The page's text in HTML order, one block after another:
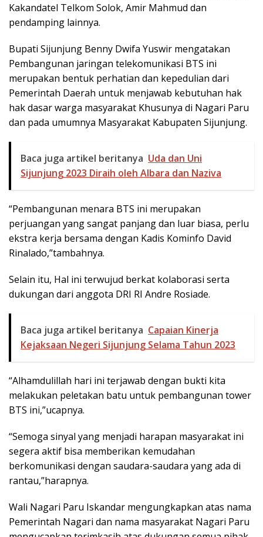
Kakandatel Telkom Solok, Amir Mahmud dan
pendamping lainnya.
Bupati Sijunjung Benny Dwifa Yuswir mengatakan
Pembangunan jaringan telekomunikasi BTS ini
merupakan bentuk perhatian dan kepedulian dari
Pemerintah Daerah untuk menjawab kebutuhan hak
hak dasar warga masyarakat Khusunya di Nagari Paru
dan pada umumnya Masyarakat Kabupaten Sijunjung.
Baca juga artikel beritanya Uda dan Uni
Sijunjung 2023 Diraih oleh Albara dan Naziva
“Pembangunan menara BTS ini merupakan
perjuangan yang sangat panjang dan luar biasa, perlu
ekstra kerja bersama dengan Kadis Kominfo David
Rinalado,”tambahnya.
Selain itu, Hal ini terwujud berkat kolaborasi serta
dukungan dari anggota DRI RI Andre Rosiade.
Baca juga artikel beritanya Capaian Kinerja
Kejaksaan Negeri Sijunjung Selama Tahun 2023
“Alhamdulillah hari ini terjawab dengan bukti kita
melakukan peletakan batu untuk pembangunan tower
BTS ini,”ucapnya.
“Semoga sinyal yang menjadi harapan masyarakat ini
segera aktif bisa memberikan kemudahan
berkomunikasi dengan saudara-saudara yang ada di
rantau,”harapnya.
Wali Nagari Paru Iskandar mengungkapkan atas nama
Pemerintah Nagari dan nama masyarakat Nagari Paru